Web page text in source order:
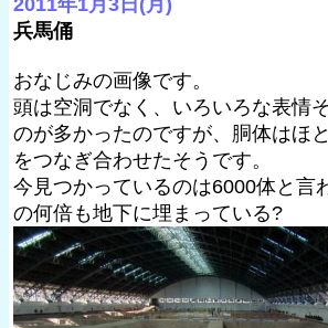
2011年1月3日(月)
兵馬俑
おなじみの画像です。
頭は空洞でなく、いろいろな表情
のが多かったのですが、胴体はほ
をつなぎ合わせたそうです。
今見つかっているのは6000体と言
の何倍も地下に埋まっている?